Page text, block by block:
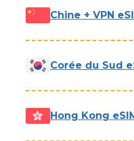
Chine + VPN
Corée du Sud
Hong Kong